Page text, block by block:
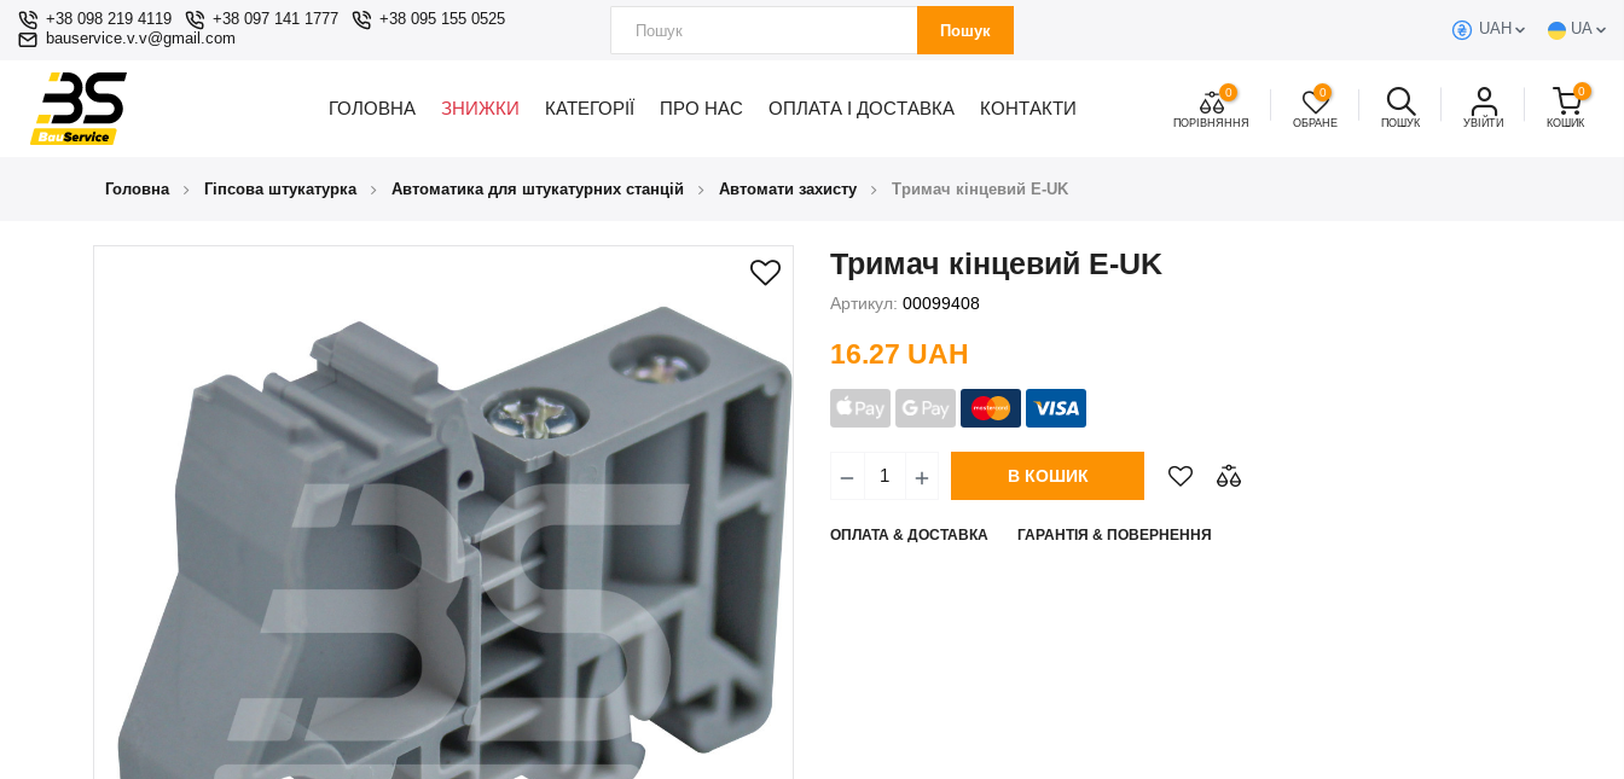
+38 098 219 4119 +38 097 141 1777
+38 095 155 0525
bauservice.v.v@gmail.com
Пошук UAH UA
ГОЛОВНА ЗНИЖКИ КАТЕГОРІЇ ПРО НАС ОПЛАТА І ДОСТАВКА КОНТАКТИ
0
ПОРІВНЯННЯ
0
ОБРАНЕ ПОШУК УВІЙТИ
0
КОШИК
Головна Гіпсова штукатурка Автоматика для штукатурних станцій Автомати захисту Тримач кінцевий E-UK
Тримач кінцевий E-UK
Артикул: 00099408
16.27 UAH
В КОШИК
ОПЛАТА & ДОСТАВКА ГАРАНТІЯ & ПОВЕРНЕННЯ